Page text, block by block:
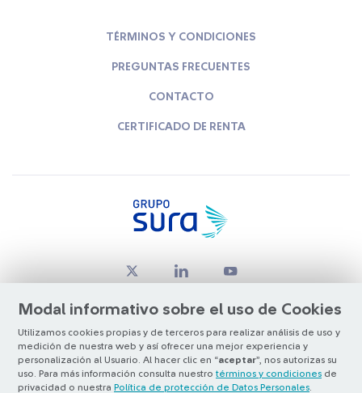
Modal informativo sobre el uso de Cookies
Utilizamos cookies propias y de terceros para realizar análisis de uso y
medición de nuestra web y así ofrecer una mejor experiencia y
personalización al Usuario. Al hacer clic en “aceptar”, nos autorizas su
uso. Para más información consulta nuestro términos y condiciones de
privacidad o nuestra Política de protección de Datos Personales
TÉRMINOS Y CONDICIONES
PREGUNTAS FRECUENTES
CONTACTO
CERTIFICADO DE RENTA
© Copyright Grupo SURA 2026